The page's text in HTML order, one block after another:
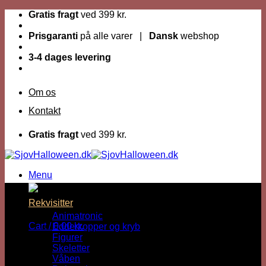
Fortsæt
indhold
Gratis fragt ved 399 kr.
Prisgaranti på alle varer | Dansk webshop
3-4 dages levering
Om os
Kontakt
Gratis fragt ved 399 kr.
Menu
Dage til Halloween :
Cart /0,00kr.
Rekvisitter
Animatronic
Edderkopper og kryb
Figurer
Skeletter
Våben